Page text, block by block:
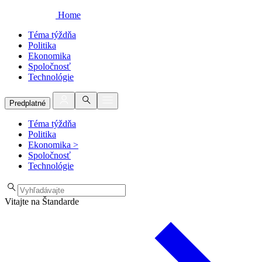
Home
Téma týždňa
Politika
Ekonomika
Spoločnosť
Technológie
Predplatné
Téma týždňa
Politika
Ekonomika >
Spoločnosť
Technológie
Vitajte na Štandarde